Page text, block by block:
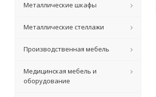
Металлические шкафы
Металлические стеллажи
Производственная мебель
Медицинская мебель и
оборудование